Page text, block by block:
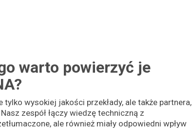
warto powierzyć je
wysokiej jakości przekłady, ale także partnera,
zespół łączy wiedzę techniczną z
ale również miały odpowiedni wpływ